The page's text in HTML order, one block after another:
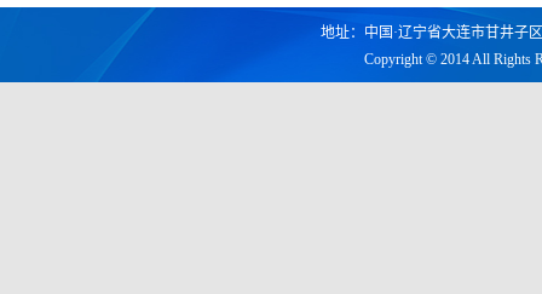
地址：中国·辽宁省大连市甘井子
Copyright © 2014 All Rights